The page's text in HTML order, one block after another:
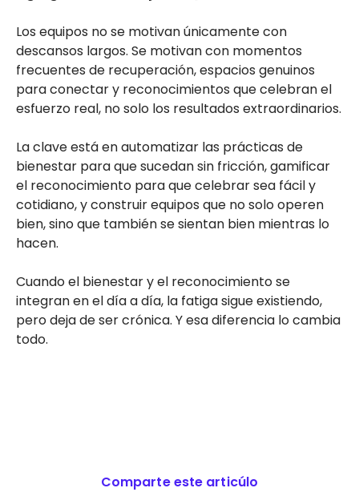
Los equipos no se motivan únicamente con
descansos largos. Se motivan con momentos
frecuentes de recuperación, espacios genuinos
para conectar y reconocimientos que celebran el
esfuerzo real, no solo los resultados extraordinarios.
La clave está en automatizar las prácticas de
bienestar para que sucedan sin fricción, gamificar
el reconocimiento para que celebrar sea fácil y
cotidiano, y construir equipos que no solo operen
bien, sino que también se sientan bien mientras lo
hacen.
Cuando el bienestar y el reconocimiento se
integran en el día a día, la fatiga sigue existiendo,
pero deja de ser crónica. Y esa diferencia lo cambia
todo.
Comparte este articúlo